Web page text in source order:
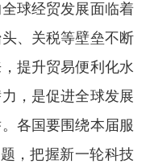
球经贸发展面临着
、关税等壁垒不断
提升贸易便利化水
，是促进全球发展
各国要围绕本届服
，把握新一轮科技